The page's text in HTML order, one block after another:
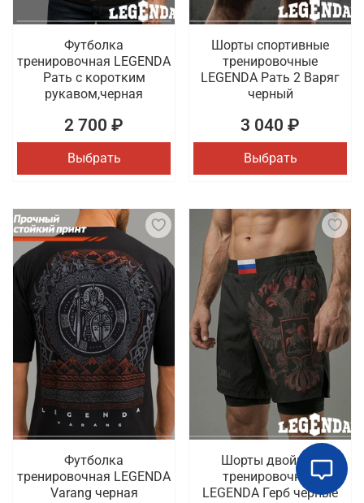
Футболка
тренировочная LEGENDA
Рать с коротким
рукавом,черная
2 700 ₽
Выбрать
Шорты спортивные
тренировочные
LEGENDA Рать 2 Варяг
черный
3 040 ₽
Выбрать
Футболка
тренировочная LEGENDA
Varang черная
Шорты двойные
тренировочные
LEGENDA Герб черные